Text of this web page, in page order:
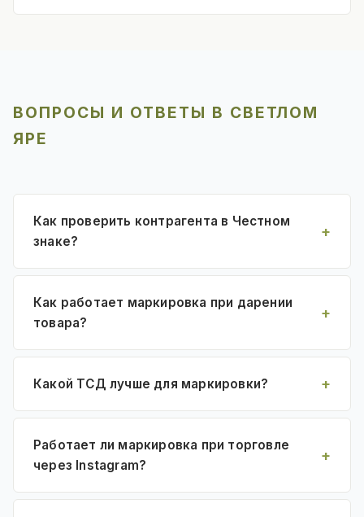
ВОПРОСЫ И ОТВЕТЫ В СВЕТЛОМ
ЯРЕ
Как проверить контрагента в Честном
знаке?
Как работает маркировка при дарении
товара?
Какой ТСД лучше для маркировки?
Работает ли маркировка при торговле
через Instagram?